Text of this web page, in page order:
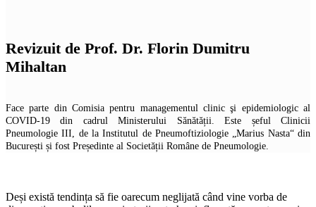
Revizuit de Prof. Dr. Florin Dumitru
Mihaltan
Face parte din Comisia pentru managementul clinic şi epidemiologic al
COVID-19 din cadrul Ministerului Sănătății. Este șeful Clinicii
Pneumologie III, de la Institutul de Pneumoftiziologie „Marius Nasta“ din
București și fost Președinte al Societății Române de Pneumologie.
Deși există tendința să fie oarecum neglijată când vine vorba de